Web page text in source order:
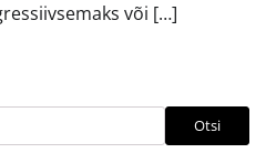
või […]
Otsi